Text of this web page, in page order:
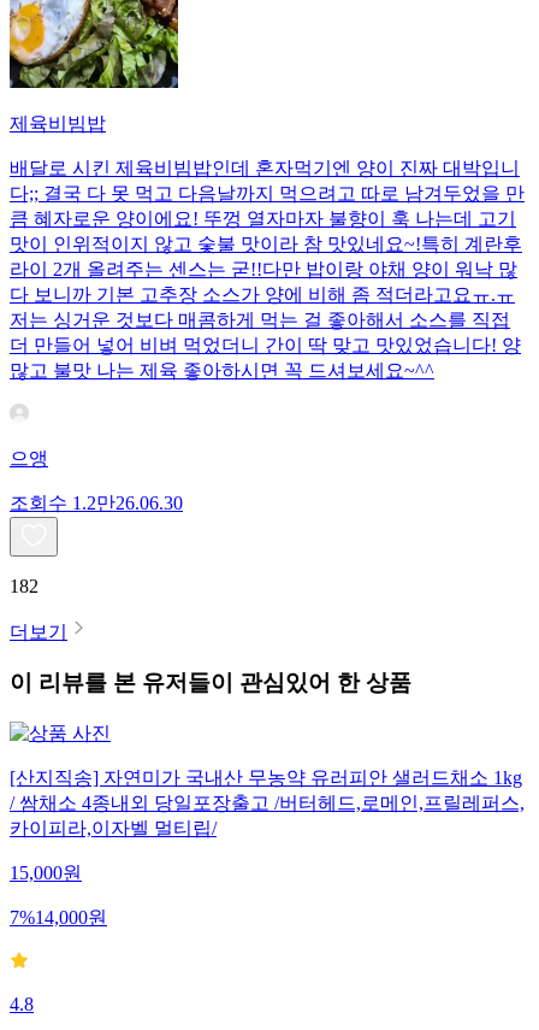
제육비빔밥
배달로 시킨 제육비빔밥인데 혼자먹기엔 양이 진짜 대박입니
다;; 결국 다 못 먹고 다음날까지 먹으려고 따로 남겨두었을 만
큼 혜자로운 양이에요! 뚜껑 열자마자 불향이 훅 나는데 고기
맛이 인위적이지 않고 숯불 맛이라 참 맛있네요~!특히 계란후
라이 2개 올려주는 센스는 굳!! ​다만 밥이랑 야채 양이 워낙 많
다 보니까 기본 고추장 소스가 양에 비해 좀 적더라고요ㅠ.ㅠ
저는 싱거운 것보다 매콤하게 먹는 걸 좋아해서 소스를 직접
더 만들어 넣어 비벼 먹었더니 간이 딱 맞고 맛있었습니다! 양
많고 불맛 나는 제육 좋아하시면 꼭 드셔보세요~^^
으앵
조회수 1.2만26.06.30
182
더보기
이 리뷰를 본 유저들이 관심있어 한 상품
[산지직송] 자연미가 국내산 무농약 유러피안 샐러드채소 1kg
/ 쌈채소 4종내외 당일포장출고 /버터헤드,로메인,프릴레퍼스,
카이피라,이자벨 멀티립/
15,000원
7%14,000원
4.8